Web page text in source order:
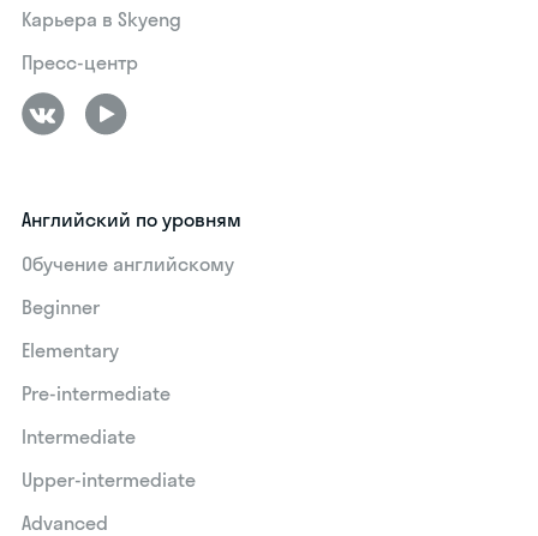
Карьера в Skyeng
Пресс-центр
Английский по уровням
Обучение английскому
Beginner
Elementary
Pre-intermediate
Intermediate
Upper-intermediate
Advanced